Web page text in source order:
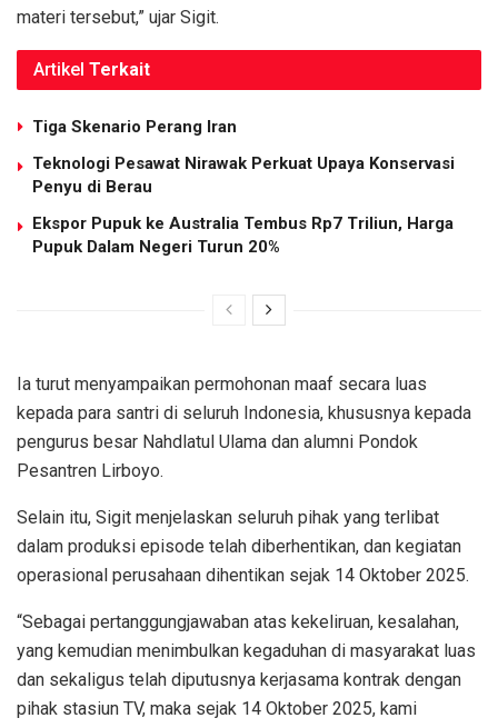
materi tersebut,” ujar Sigit.
Artikel Terkait
Tiga Skenario Perang Iran
Teknologi Pesawat Nirawak Perkuat Upaya Konservasi
Penyu di Berau
Ekspor Pupuk ke Australia Tembus Rp7 Triliun, Harga
Pupuk Dalam Negeri Turun 20%
Ia turut menyampaikan permohonan maaf secara luas
kepada para santri di seluruh Indonesia, khususnya kepada
pengurus besar Nahdlatul Ulama dan alumni Pondok
Pesantren Lirboyo.
Selain itu, Sigit menjelaskan seluruh pihak yang terlibat
dalam produksi episode telah diberhentikan, dan kegiatan
operasional perusahaan dihentikan sejak 14 Oktober 2025.
“Sebagai pertanggungjawaban atas kekeliruan, kesalahan,
yang kemudian menimbulkan kegaduhan di masyarakat luas
dan sekaligus telah diputusnya kerjasama kontrak dengan
pihak stasiun TV, maka sejak 14 Oktober 2025, kami